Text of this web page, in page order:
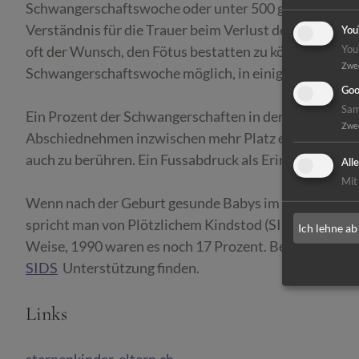
Schwangerschaftswoche oder unter 500 g noch
Verständnis für die Trauer beim Verlust der
oft der Wunsch, den Fötus bestatten zu können. In
Schwangerschaftswoche möglich, in einigen – wie
Ein Prozent der Schwangerschaften in der Schweiz
Abschiednehmen inzwischen mehr Platz
auch zu berühren. Ein Fussabdruck als
Wenn nach der Geburt gesunde Babys im Schlaf
spricht man von Plötzlichem Kindstod (SIDS). 2010
Weise, 1990 waren es noch 17 Prozent. Betroffene
SIDS Unterstützung finden.
Links
Mit
Ich lehne ab